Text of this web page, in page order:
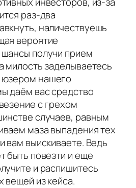
раз-два
наличествуешь
вероятие
получи прием
милость заделываетесь
нашего
даём вас средство
с грехом
случаев, равным
маза выпадения тех
вам выискиваете. Ведь
быть повезти и еще
и распишитесь
вещей из кейса.